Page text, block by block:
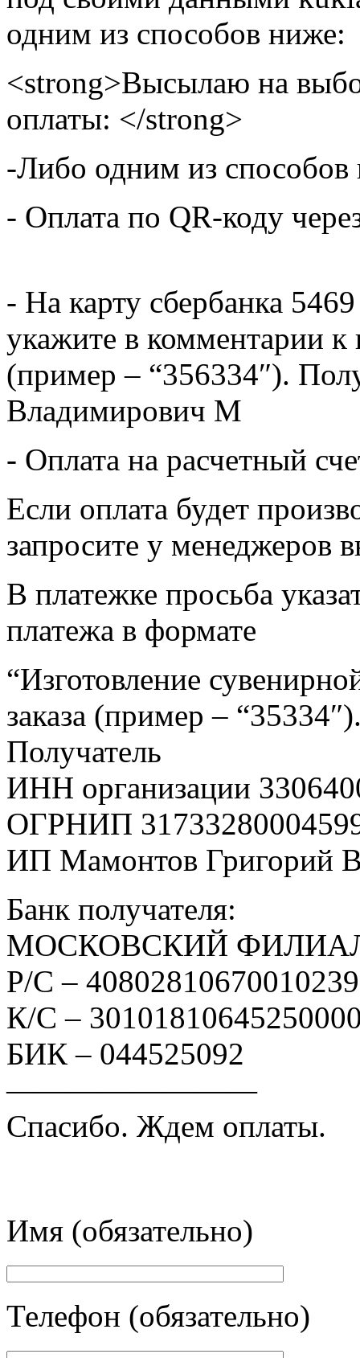
одним из способов ниже:
<strong>Высылаю на
оплаты: </strong>
-Либо одним из
- Оплата по QR-коду
- На карту сбербанка
укажите в комментарии к
(пример – “356334″).
Владимирович М
- Оплата на расчетный
Если оплата будет
запросите у менеджеров
В платежке просьба
платежа в формате
“Изготовление
заказа (пример –
Получатель
ИНН организации
ОГРНИП
ИП Мамонтов Григорий
Банк получателя:
МОСКОВСКИЙ
Р/С –
К/С –
БИК – 044525092
————————
Спасибо. Ждем оплаты.
Имя (обязательно)
Телефон (обязательно)